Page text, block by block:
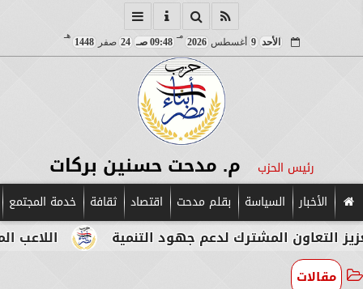
الأحد 9 أغسطس2026
مـ
09:48 صـ 24 صفر1448
هـ
رئيس الحزب م. مدحت حسنين بركات
الأخبار السياسة بقلم مدحت اقتصاد ثقافة خدمة المجتمع
اللاعب المصري المشترك لدعم جهود التنمية
مقالات